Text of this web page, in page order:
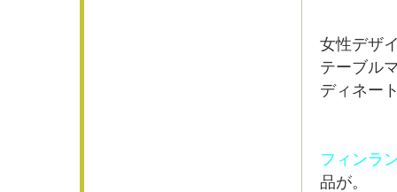
女性デザ
テーブル
ディネー
フィンラ
品が。